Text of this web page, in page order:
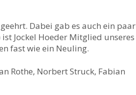
Dabei gab es auch ein paar
Jockel Hoeder Mitglied unseres
fast wie ein Neuling.
Rothe, Norbert Struck, Fabian